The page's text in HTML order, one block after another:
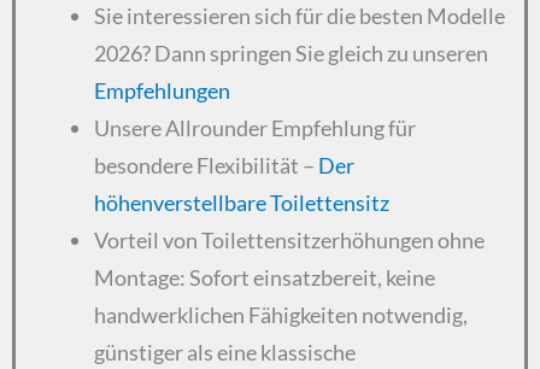
Sie interessieren sich für die besten Modelle
2026? Dann springen Sie gleich zu unseren
Empfehlungen
Unsere Allrounder Empfehlung für
besondere Flexibilität – Der
höhenverstellbare Toilettensitz
Vorteil von Toilettensitzerhöhungen ohne
Montage: Sofort einsatzbereit, keine
handwerklichen Fähigkeiten notwendig,
günstiger als eine klassische